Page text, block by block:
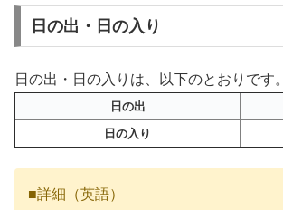
日の出・日の入り
日の出・日の入りは、以下のとおりです。
日の出
日の入り
■詳細（英語）